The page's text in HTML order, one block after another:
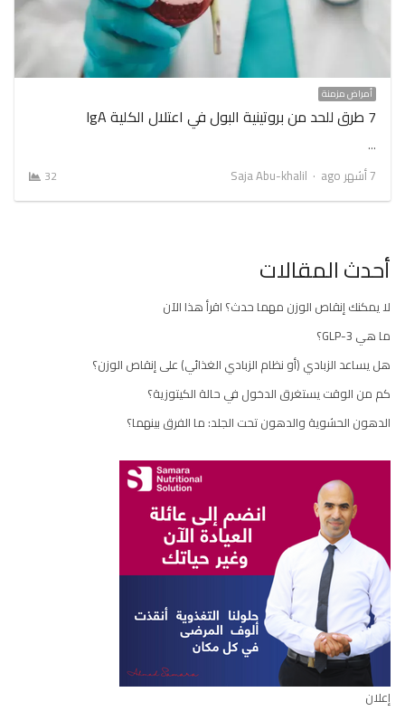
أمراض مزمنة
7 طرق للحد من بروتينية البول في اعتلال الكلية IgA
…
7 أشهر ago
Author
Saja Abu-khalil
32
أحدث المقالات
لا يمكنك إنقاص الوزن مهما حدث؟ اقرأ هذا الآن
ما هي GLP-3؟
هل يساعد الزبادي (أو نظام الزبادي الغذائي) على إنقاص الوزن؟
كم من الوقت يستغرق الدخول في حالة الكيتوزية؟
الدهون الحشوية والدهون تحت الجلد: ما الفرق بينهما؟
إعلان